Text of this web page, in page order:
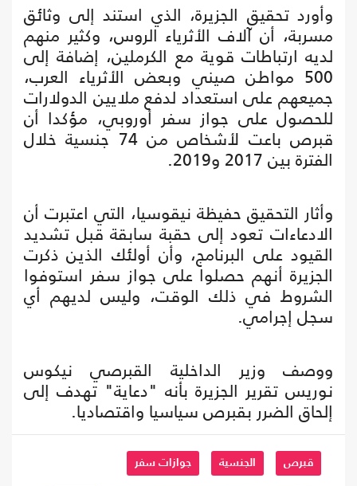
وأورد تحقيق الجزيرة، الذي استند إلى وثائق
مسربة، أن آلاف الأثرياء الروس، وكثير منهم
لديه ارتباطات قوية مع الكرملين، إضافة إلى
500 مواطن صيني وبعض الأثرياء العرب،
جميعهم على استعداد لدفع ملايين الدولارات
للحصول على جواز سفر أوروبي، مؤكدا أن
قبرص باعت لأشخاص من 74 جنسية خلال
الفترة بين 2017 و2019.
وأثار التحقيق حفيظة نيقوسيا، التي اعتبرت أن
الادعاءات تعود إلى حقبة سابقة قبل تشديد
القيود على البرنامج، وأن أولئك الذين ذكرت
الجزيرة أنهم حصلوا على جواز سفر استوفوا
الشروط في ذلك الوقت، وليس لديهم أي
سجل إجرامي.
ووصف وزير الداخلية القبرصي نيكوس
نوريس تقرير الجزيرة بأنه "دعاية" تهدف إلى
إلحاق الضرر بقبرص سياسيا واقتصاديا.
قبرص الجنسية جوازات سفر